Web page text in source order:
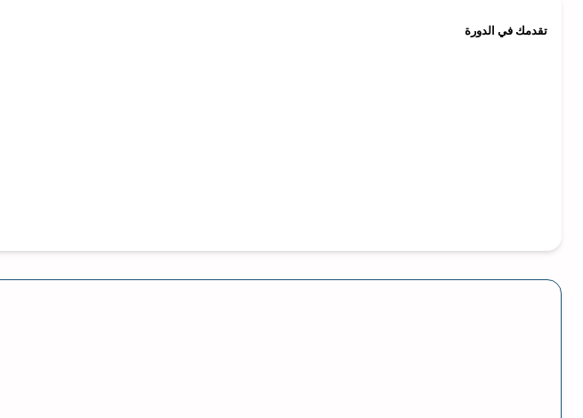
تقدمك في الدورة